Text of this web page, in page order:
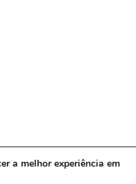
a melhor experiência em